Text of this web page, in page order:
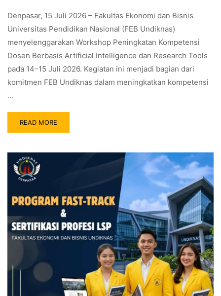
Denpasar, 15 Juli 2026 – Fakultas Ekonomi dan Bisnis
Universitas Pendidikan Nasional (FEB Undiknas)
menyelenggarakan Workshop Peningkatan Kompetensi
Dosen Berbasis Artificial Intelligence dan Research Tools
pada 14–15 Juli 2026. Kegiatan ini menjadi bagian dari
komitmen FEB Undiknas dalam meningkatkan kompetensi
…
READ MORE